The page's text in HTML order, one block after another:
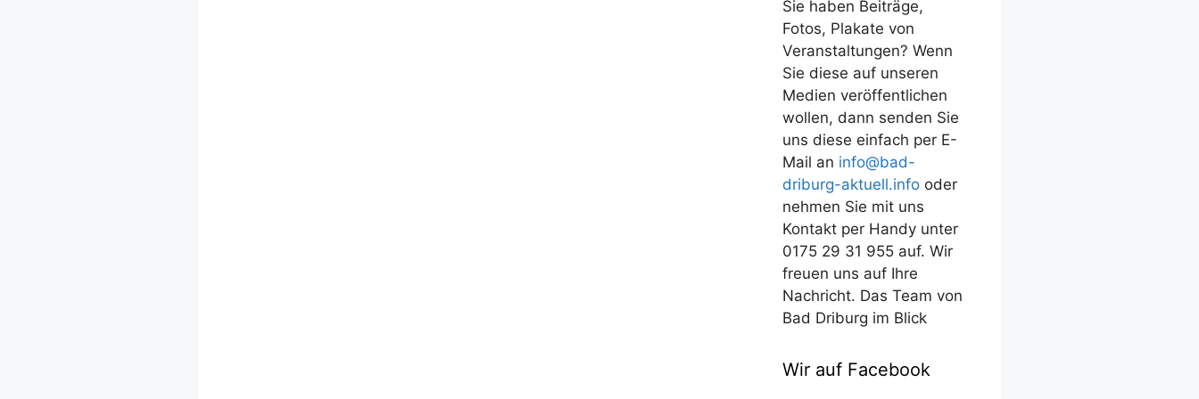
Sie haben Beiträge,
Fotos, Plakate von
Veranstaltungen? Wenn
Sie diese auf unseren
Medien veröffentlichen
wollen, dann senden Sie
uns diese einfach per E-
Mail an info@bad-
driburg-aktuell.info oder
nehmen Sie mit uns
Kontakt per Handy unter
0175 29 31 955 auf. Wir
freuen uns auf Ihre
Nachricht. Das Team von
Bad Driburg im Blick
Wir auf Facebook